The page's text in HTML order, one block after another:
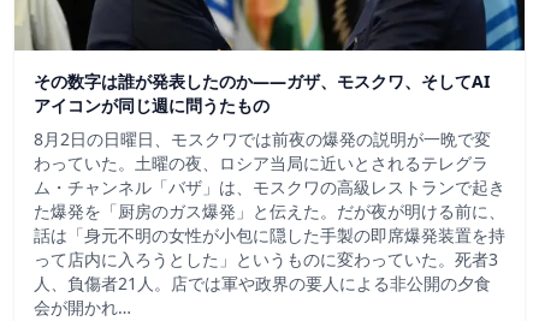
その数字は誰が発表したのか——ガザ、モスクワ、そしてAI
アイコンが同じ週に問うたもの
8月2日の日曜日、モスクワでは前夜の爆発の説明が一晩で変
わっていた。土曜の夜、ロシア当局に近いとされるテレグラ
ム・チャンネル「バザ」は、モスクワの高級レストランで起き
た爆発を「厨房のガス爆発」と伝えた。だが夜が明ける前に、
話は「身元不明の女性が小包に隠した手製の即席爆発装置を持
って店内に入ろうとした」というものに変わっていた。死者3
人、負傷者21人。店では軍や政界の要人による非公開の夕食
会が開かれ…